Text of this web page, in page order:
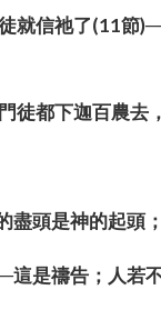
就信祂了(11節
徒都下迦百農
盡頭是神的起頭
這是禱告；人若